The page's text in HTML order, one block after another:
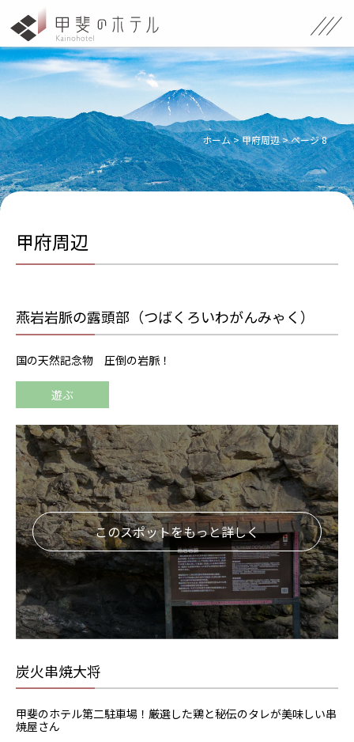
ホーム>甲府周辺>ページ 8
甲府周辺
燕岩岩脈の露頭部（つばくろいわがんみゃく）
国の天然記念物 圧倒の岩脈！
遊ぶ
このスポットをもっと詳しく
炭火串焼大将
甲斐のホテル第二駐車場！厳選した鶏と秘伝のタレが美味しい串
焼屋さん